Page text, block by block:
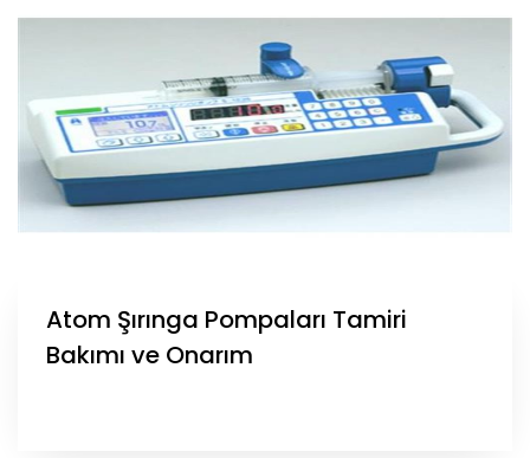
Atom Şırınga Pompaları Tamiri
Bakımı ve Onarım